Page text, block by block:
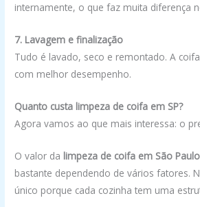
internamente, o que faz muita diferença
7. Lavagem e finalização
Tudo é lavado, seco e remontado. A
com melhor desempenho.
Quanto custa limpeza de coifa em SP?
Agora vamos ao que mais interessa: o
O valor da limpeza de coifa em São Paulo
bastante dependendo de vários fatores.
único porque cada cozinha tem uma